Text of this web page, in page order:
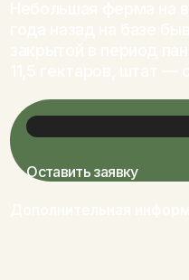
Оставить заявку